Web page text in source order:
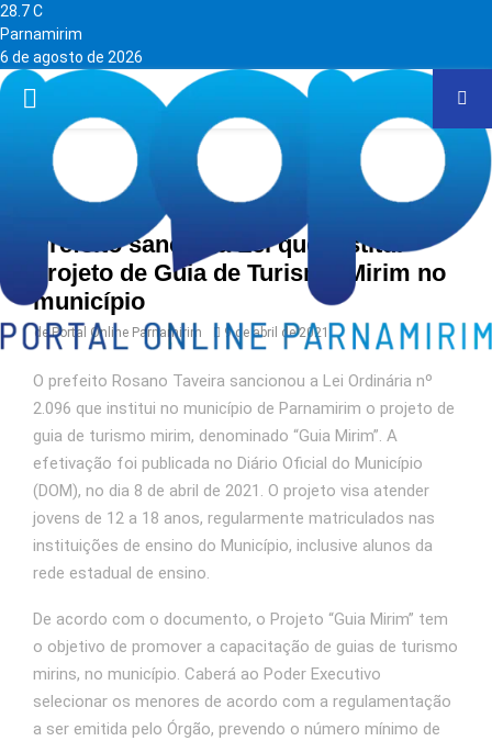
28.7C
Parnamirim
6 de agosto de 2026
PRIMARY
MENU
Home
Prefeito sanciona Lei que institui
projeto de Guia de Turismo Mirim no
município
dePortal Online Parnamirim 9 de abril de 2021
O prefeito Rosano Taveira sancionou a Lei Ordinária nº
2.096 que institui no município de Parnamirim o projeto de
guia de turismo mirim, denominado “Guia Mirim”. A
efetivação foi publicada no Diário Oficial do Município
(DOM), no dia 8 de abril de 2021. O projeto visa atender
jovens de 12 a 18 anos, regularmente matriculados nas
instituições de ensino do Município, inclusive alunos da
rede estadual de ensino.
De acordo com o documento, o Projeto “Guia Mirim” tem
o objetivo de promover a capacitação de guias de turismo
mirins, no município. Caberá ao Poder Executivo
selecionar os menores de acordo com a regulamentação
a ser emitida pelo Órgão, prevendo o número mínimo de